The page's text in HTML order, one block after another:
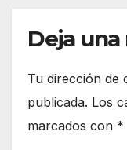
Deja
Tu dirección de
publicada. Los
marcados con *